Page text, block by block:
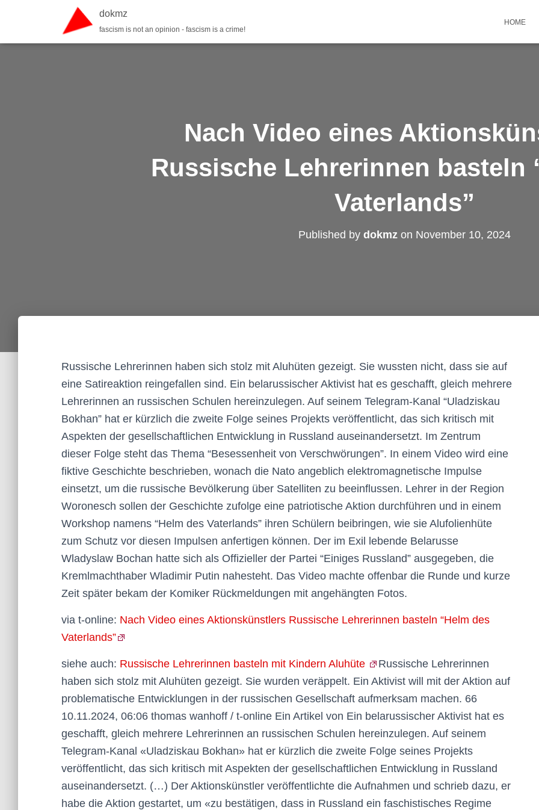
dokmz
fascism is not an opinion - fascism is a crime!
HOME
Nach Video eines
Russische Lehrerinnen basteln
Vaterlands”
Published by dokmzon November 10, 2024
Russische Lehrerinnen haben sich stolz mit Aluhüten gezeigt. Sie wussten nicht, dass sie auf
eine Satireaktion reingefallen sind. Ein belarussischer Aktivist hat es geschafft, gleich mehrere
Lehrerinnen an russischen Schulen hereinzulegen. Auf seinem Telegram-Kanal “Uladziskau
Bokhan” hat er kürzlich die zweite Folge seines Projekts veröffentlicht, das sich kritisch mit
Aspekten der gesellschaftlichen Entwicklung in Russland auseinandersetzt. Im Zentrum
dieser Folge steht das Thema “Besessenheit von Verschwörungen”. In einem Video wird eine
fiktive Geschichte beschrieben, wonach die Nato angeblich elektromagnetische Impulse
einsetzt, um die russische Bevölkerung über Satelliten zu beeinflussen. Lehrer in der Region
Woronesch sollen der Geschichte zufolge eine patriotische Aktion durchführen und in einem
Workshop namens “Helm des Vaterlands” ihren Schülern beibringen, wie sie Alufolienhüte
zum Schutz vor diesen Impulsen anfertigen können. Der im Exil lebende Belarusse
Wladyslaw Bochan hatte sich als Offizieller der Partei “Einiges Russland” ausgegeben, die
Kremlmachthaber Wladimir Putin nahesteht. Das Video machte offenbar die Runde und kurze
Zeit später bekam der Komiker Rückmeldungen mit angehängten Fotos.
via t-online: Nach Video eines Aktionskünstlers Russische Lehrerinnen basteln “Helm des
Vaterlands”
siehe auch: Russische Lehrerinnen basteln mit Kindern Aluhüte
Russische Lehrerinnen
haben sich stolz mit Aluhüten gezeigt. Sie wurden veräppelt. Ein Aktivist will mit der Aktion auf
problematische Entwicklungen in der russischen Gesellschaft aufmerksam machen. 66
10.11.2024, 06:06 thomas wanhoff / t-online Ein Artikel von Ein belarussischer Aktivist hat es
geschafft, gleich mehrere Lehrerinnen an russischen Schulen hereinzulegen. Auf seinem
Telegram-Kanal «Uladziskau Bokhan» hat er kürzlich die zweite Folge seines Projekts
veröffentlicht, das sich kritisch mit Aspekten der gesellschaftlichen Entwicklung in Russland
auseinandersetzt. (…) Der Aktionskünstler veröffentlichte die Aufnahmen und schrieb dazu, er
habe die Aktion gestartet, um «zu bestätigen, dass in Russland ein faschistisches Regime